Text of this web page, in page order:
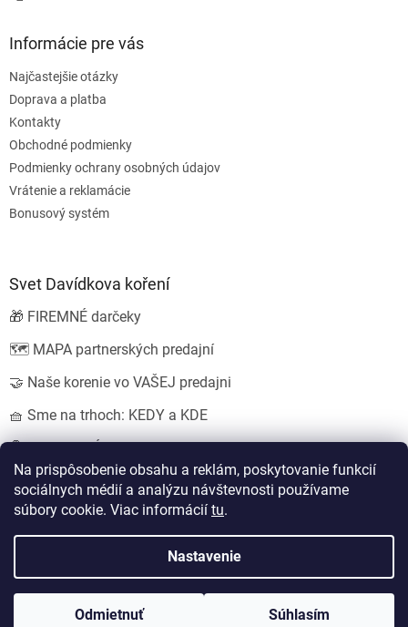
Na prispôsobenie obsahu a reklám, poskytovanie funkcií
sociálnych médií a analýzu návštevnosti používame
súbory cookie. Viac informácií tu.
Nastavenie
Odmietnuť Súhlasím
Informácie pre vás
Najčastejšie otázky
Doprava a platba
Kontakty
Obchodné podmienky
Podmienky ochrany osobných údajov
Vrátenie a reklamácie
Bonusový systém
Svet Davídkova koření
🎁 FIREMNÉ darčeky
🗺️ MAPA partnerských predajní
🤝 Naše korenie vo VAŠEJ predajni
🧺 Sme na trhoch: KEDY a KDE
💍 SVADOBNÉ darčeky
EshopyUmíme.cz
Koření od Davídka s.r.o.
Upraviť nastavenie cookies